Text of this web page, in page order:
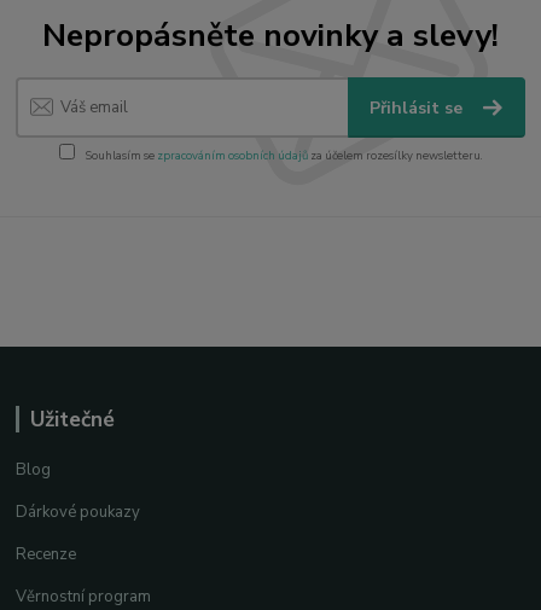
Nepropásněte novinky a slevy!
Přihlásit se
Souhlasím se zpracováním osobních údajůza účelem rozesílky newsletteru.
Užitečné
Blog
Dárkové poukazy
Recenze
Věrnostní program